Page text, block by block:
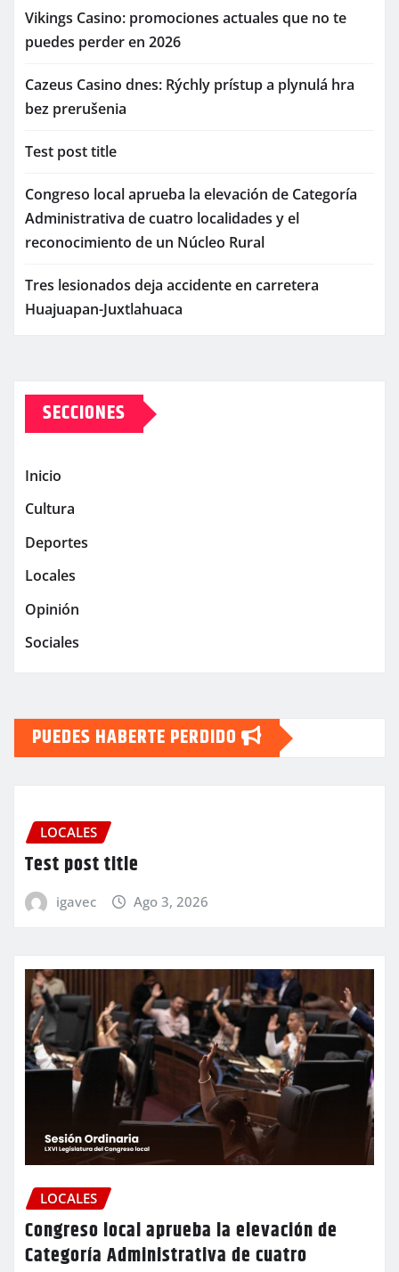
Vikings Casino: promociones actuales que no te
puedes perder en 2026
Cazeus Casino dnes: Rýchly prístup a plynulá hra
bez prerušenia
Test post title
Congreso local aprueba la elevación de Categoría
Administrativa de cuatro localidades y el
reconocimiento de un Núcleo Rural
Tres lesionados deja accidente en carretera
Huajuapan-Juxtlahuaca
SECCIONES
Inicio
Cultura
Deportes
Locales
Opinión
Sociales
PUEDES HABERTE PERDIDO
LOCALES
Test post title
igavec Ago 3, 2026
LOCALES
Congreso local aprueba la elevación de
Categoría Administrativa de cuatro